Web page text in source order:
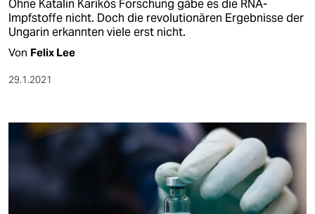
Ohne Katalin Karikós Forschung gäbe es die RNA-
Impfstoffe nicht. Doch die revolutionären Ergebnisse der
Ungarin erkannten viele erst nicht.
Von Felix Lee
29.1.2021